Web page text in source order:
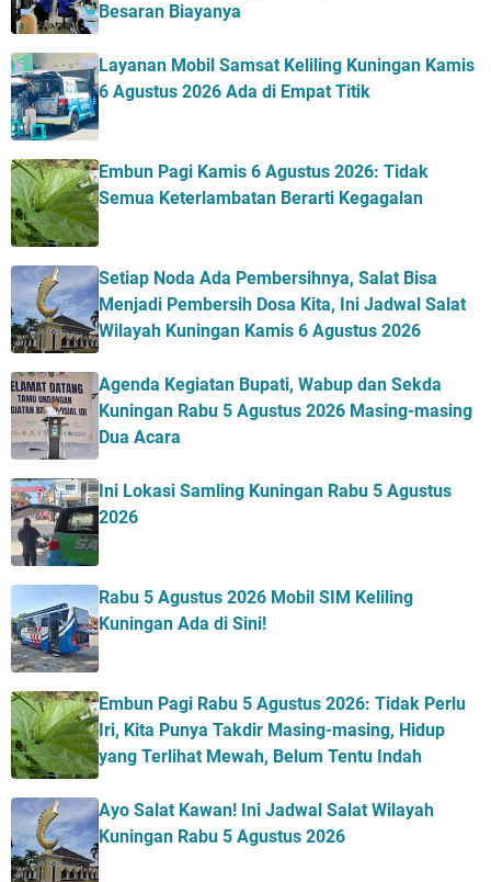
Besaran Biayanya
Layanan Mobil Samsat Keliling Kuningan Kamis
6 Agustus 2026 Ada di Empat Titik
Embun Pagi Kamis 6 Agustus 2026: Tidak
Semua Keterlambatan Berarti Kegagalan
Setiap Noda Ada Pembersihnya, Salat Bisa
Menjadi Pembersih Dosa Kita, Ini Jadwal Salat
Wilayah Kuningan Kamis 6 Agustus 2026
Agenda Kegiatan Bupati, Wabup dan Sekda
Kuningan Rabu 5 Agustus 2026 Masing-masing
Dua Acara
Ini Lokasi Samling Kuningan Rabu 5 Agustus
2026
Rabu 5 Agustus 2026 Mobil SIM Keliling
Kuningan Ada di Sini!
Embun Pagi Rabu 5 Agustus 2026: Tidak Perlu
Iri, Kita Punya Takdir Masing-masing, Hidup
yang Terlihat Mewah, Belum Tentu Indah
Ayo Salat Kawan! Ini Jadwal Salat Wilayah
Kuningan Rabu 5 Agustus 2026